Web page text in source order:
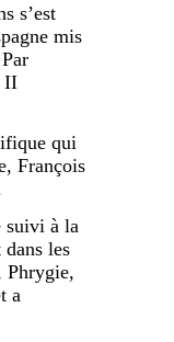
s’est
mis
II
qui
François
suivi à la
dans les
Phrygie,
a